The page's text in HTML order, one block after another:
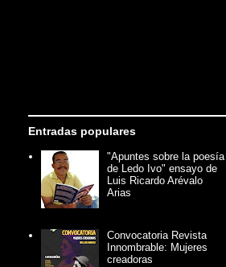
Entradas populares
"Apuntes sobre la poesía
de Ledo Ivo" ensayo de
Luis Ricardo Arévalo
Arias
Convocatoria Revista
Innombrable: Mujeres
creadoras